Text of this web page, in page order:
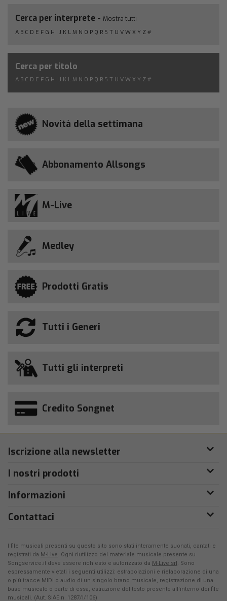
Cerca per interprete - Mostra tutti
A B C D E F G H I J K L M N O P Q R S T U V W X Y Z #
Cerca per titolo
A B C D E F G H I J K L M N O P Q R S T U V W X Y Z #
Novità della settimana
Abbonamento Allsongs
M-Live
Medley
Prodotti Gratis
Tutti i Generi
Tutti gli interpreti
Credito Songnet
Iscrizione alla newsletter
I nostri prodotti
Informazioni
Contattaci
I file musicali presenti su questo sito sono stati interamente suonati, cantati e
registrati da M-Live. Ogni riutilizzo del materiale musicale presente su
Songservice.it deve essere richiesto e autorizzato da M-Live srl. Sono
espressamente vietati i seguenti utilizzi: estrapolazioni e rielaborazione di una
o più tracce MIDI o audio di un singolo brano musicale, registrazione di una
base musicale o parte di essa, estrazione del testo presente all'interno dei file
musicali. (Aut. SIAE n. 1287/I/106)